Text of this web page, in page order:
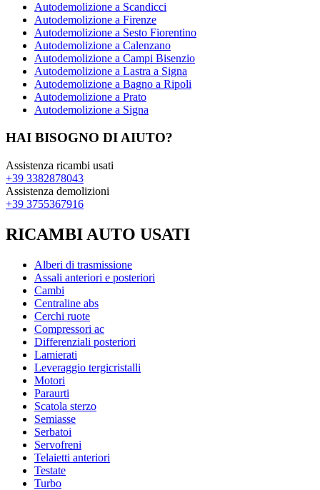
Autodemolizione a Scandicci
Autodemolizione a Firenze
Autodemolizione a Sesto Fiorentino
Autodemolizione a Calenzano
Autodemolizione a Campi Bisenzio
Autodemolizione a Lastra a Signa
Autodemolizione a Bagno a Ripoli
Autodemolizione a Prato
Autodemolizione a Signa
HAI BISOGNO DI AIUTO?
Assistenza ricambi usati
+39 3382878043
Assistenza demolizioni
+39 3755367916
RICAMBI AUTO USATI
Alberi di trasmissione
Assali anteriori e posteriori
Cambi
Centraline abs
Cerchi ruote
Compressori ac
Differenziali posteriori
Lamierati
Leveraggio tergicristalli
Motori
Paraurti
Scatola sterzo
Semiasse
Serbatoi
Servofreni
Telaietti anteriori
Testate
Turbo